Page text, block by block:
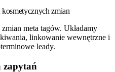
kosmetycznych zmian
meta tagów. Układamy
linkowanie wewnętrzne i
leady.
zapytań